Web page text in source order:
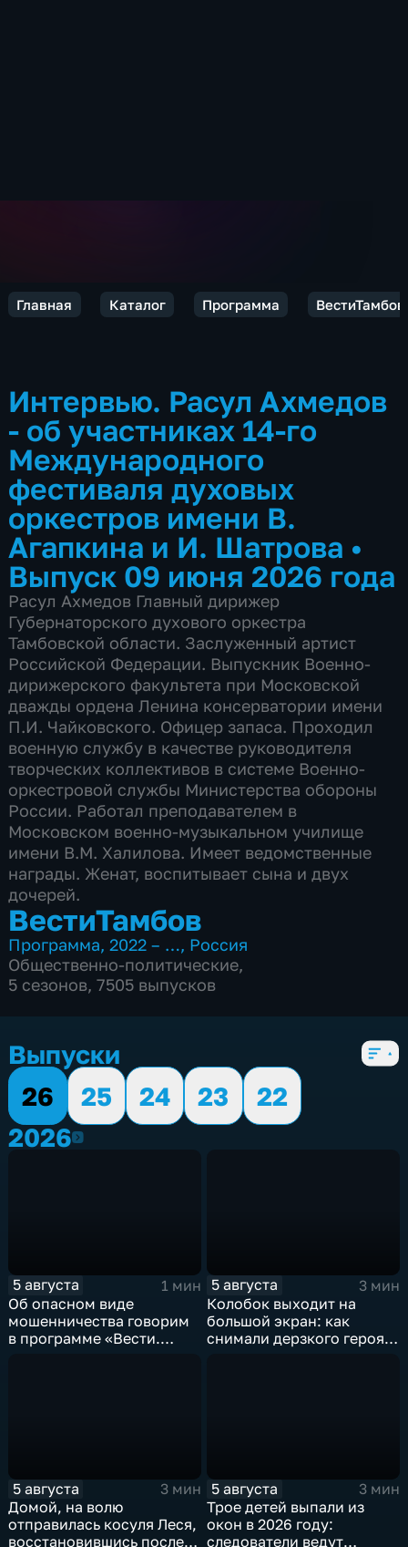
Главная Каталог Программа ВестиТамбов
Интервью. Расул Ахмедов
- об участниках 14-го
Международного
фестиваля духовых
оркестров имени В.
Агапкина и И. Шатрова •
Выпуск 09 июня 2026 года
Расул Ахмедов Главный дирижер
Губернаторского духового оркестра
Тамбовской области. Заслуженный артист
Российской Федерации. Выпускник Военно-
дирижерского факультета при Московской
дважды ордена Ленина консерватории имени
П.И. Чайковского. Офицер запаса. Проходил
военную службу в качестве руководителя
творческих коллективов в системе Военно-
оркестровой службы Министерства обороны
России. Работал преподавателем в
Московском военно-музыкальном училище
имени В.М. Халилова. Имеет ведомственные
награды. Женат, воспитывает сына и двух
дочерей.
ВестиТамбов
Программа,2022 – …, Россия
Общественно-политические,
5 сезонов, 7505 выпусков
Выпуски
26
25 24 23
22
20262026
5 августа
1 мин
Об опасном виде
мошенничества говорим
в программе «Вести.
5 августа
3 мин
Колобок выходит на
большой экран: как
снимали дерзкого героя
5 августа
3 мин
Домой, на волю
отправилась косуля Леся,
восстановившись после
5 августа
3 мин
Трое детей выпали из
окон в 2026 году:
следователи ведут